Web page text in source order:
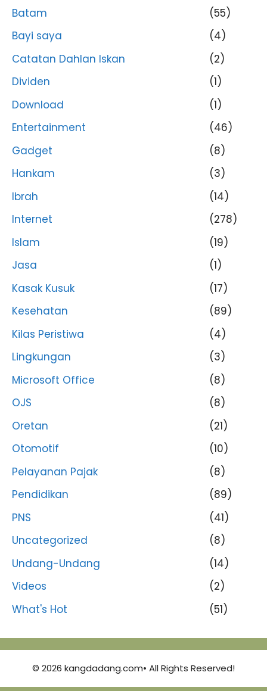
Batam
(55)
Bayi saya
(4)
Catatan Dahlan Iskan
(2)
Dividen
(1)
Download
(1)
Entertainment
(46)
Gadget
(8)
Hankam
(3)
Ibrah
(14)
Internet
(278)
Islam
(19)
Jasa
(1)
Kasak Kusuk
(17)
Kesehatan
(89)
Kilas Peristiwa
(4)
Lingkungan
(3)
Microsoft Office
(8)
OJS
(8)
Oretan
(21)
Otomotif
(10)
Pelayanan Pajak
(8)
Pendidikan
(89)
PNS
(41)
Uncategorized
(8)
Undang-Undang
(14)
Videos
(2)
What's Hot
(51)
© 2026 kangdadang.com• All Rights Reserved!